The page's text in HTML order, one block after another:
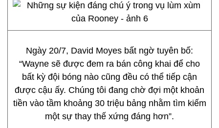
Ngày 20/7, David Moyes bất ngờ tuyên bố:
“Wayne sẽ được đem ra bán công khai để cho
bất kỳ đội bóng nào cũng đều có thể tiếp cận
được cậu ấy. Chúng tôi đang chờ đợi một khoản
tiền vào tầm khoảng 30 triệu bảng nhằm tìm kiếm
một sự thay thế xứng đáng hơn”.